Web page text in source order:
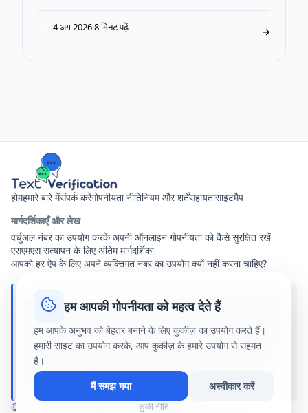
4 अग 2026·8 मिनट पढ़ें →
होमहमारे बारे मेंसंपर्क करेंगोपनीयता नीतिनियम और शर्तेंसहायतासाइटमैप
मार्गदर्शिकाएँ और लेख
वर्चुअल नंबर का उपयोग करके अपनी ऑनलाइन गोपनीयता को कैसे सुरक्षित रखें
एसएमएस सत्यापन के लिए अंतिम मार्गदर्शिका
आपको हर ऐप के लिए अपने व्यक्तिगत नंबर का उपयोग क्यों नहीं करना चाहिए?
अस्वीकरण: text-verification.net साझा वर्चुअल फोन नंबर प्रदान करने वाली एक
निःशुल्क ऑनलाइन सेवा है। प्राप्त सभी एसएमएस संदेश इस साइट पर आने वाले किसी
भी व्यक्ति को सार्वजनिक रूप से दिखाई देते हैं। हम इस साइट पर उल्लिखित किसी भी
ब्रांड, एप्लिकेशन या सेवाओं से जुड़े, प्रायोजित या संबद्ध नहीं हैं। हमारे सार्वजनिक नंबरों
का उपयोग पूरी तरह से आपके अपने जोखिम पर है। हम अपनी सेवाओं के उपयोग से
उत्पन्न होने वाले किसी भी नुकसान, खाता निलंबन या कानूनी परिणामों के लिए कोई
जिम्मेदारी या दायित्व स्वीकार नहीं करते हैं।
© 2026 Text Verification - Receive SMS Online - text-
हम आपकी गोपनीयता को महत्व देते हैं
हम आपके अनुभव को बेहतर बनाने के लिए कुकीज़ का उपयोग करते हैं।
हमारी साइट का उपयोग करके, आप कुकीज़ के हमारे उपयोग से सहमत
हैं।
मैं समझ गया
अस्वीकार करें
कुकी नीति